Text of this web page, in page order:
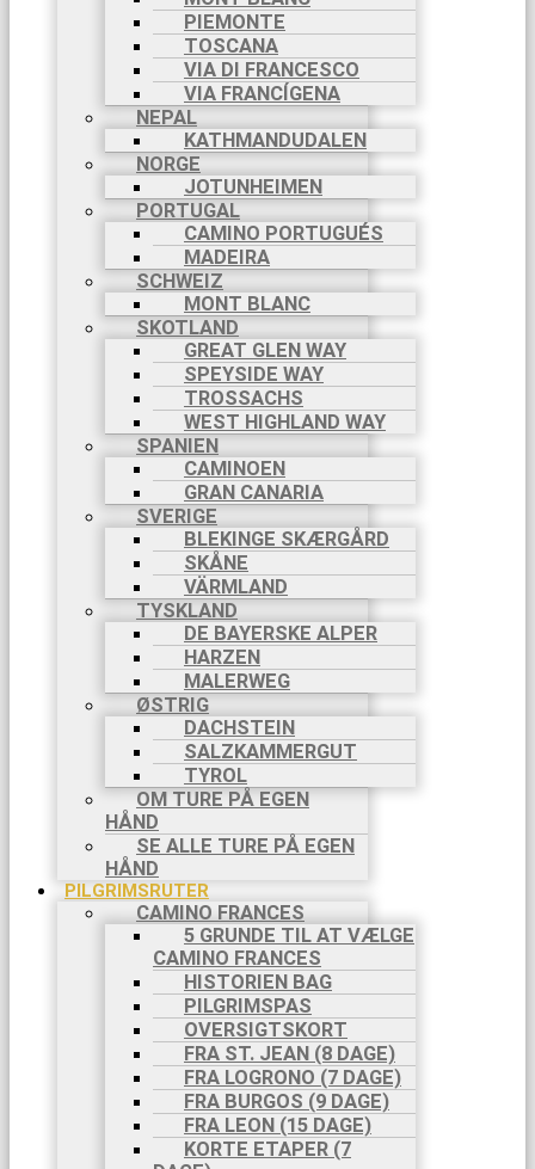
PIEMONTE
TOSCANA
VIA DI FRANCESCO
VIA FRANCÍGENA
NEPAL
KATHMANDUDALEN
NORGE
JOTUNHEIMEN
PORTUGAL
CAMINO PORTUGUÉS
MADEIRA
SCHWEIZ
MONT BLANC
SKOTLAND
GREAT GLEN WAY
SPEYSIDE WAY
TROSSACHS
WEST HIGHLAND WAY
SPANIEN
CAMINOEN
GRAN CANARIA
SVERIGE
BLEKINGE SKÆRGÅRD
SKÅNE
VÄRMLAND
TYSKLAND
DE BAYERSKE ALPER
HARZEN
MALERWEG
ØSTRIG
DACHSTEIN
SALZKAMMERGUT
TYROL
OM TURE PÅ EGEN
HÅND
SE ALLE TURE PÅ EGEN
HÅND
PILGRIMSRUTER
CAMINO FRANCES
5 GRUNDE TIL AT VÆLGE
CAMINO FRANCES
HISTORIEN BAG
PILGRIMSPAS
OVERSIGTSKORT
FRA ST. JEAN (8 DAGE)
FRA LOGRONO (7 DAGE)
FRA BURGOS (9 DAGE)
FRA LEON (15 DAGE)
KORTE ETAPER (7